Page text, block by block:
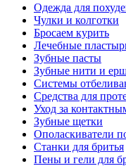
Одежда для
Чулки и колготки
Бросаем курить
Лечебные
Зубные пасты
Зубные нити и
Системы
Средства для
Уход за
Зубные щетки
Ополаскиватели
Станки для бритья
Пены и гели для